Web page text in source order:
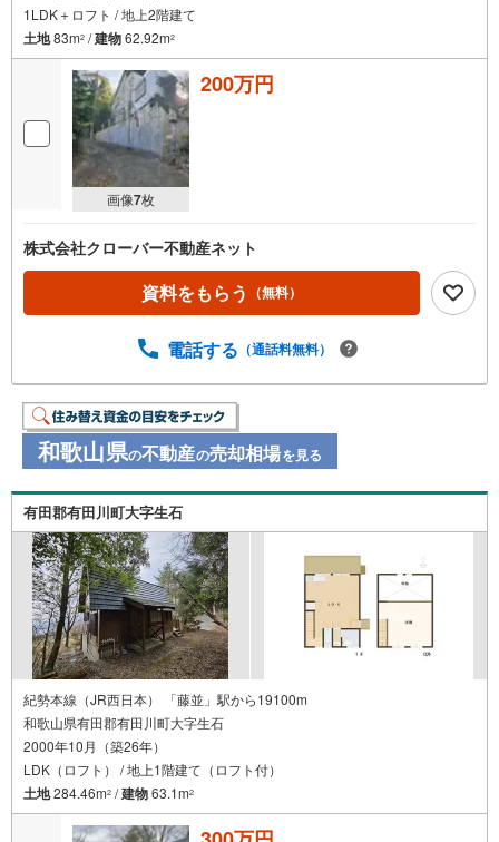
1LDK＋ロフト / 地上2階建て
土地83m2 /建物62.92m2
画像7枚
200万円
株式会社クローバー不動産ネット
資料をもらう （無料）
電話する （通話料無料）
和歌山県の不動産の売却相場を見る
有田郡有田川町大字生石
紀勢本線（JR西日本） 「藤並」駅から19100m
和歌山県有田郡有田川町大字生石
2000年10月（築26年）
LDK（ロフト） / 地上1階建て（ロフト付）
土地284.46m2 /建物63.1m2